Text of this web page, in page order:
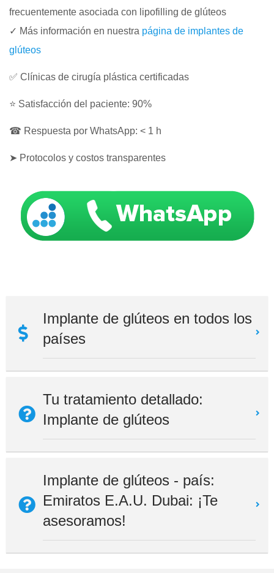
frecuentemente asociada con lipofilling de glúteos
✓ Más información en nuestra página de implantes de
glúteos
✅ Clínicas de cirugía plástica certificadas
⭐ Satisfacción del paciente: 90%
☎ Respuesta por WhatsApp: < 1 h
➤ Protocolos y costos transparentes
Implante de glúteos en todos los
países
Tu tratamiento detallado:
Implante de glúteos
Implante de glúteos - país:
Emiratos E.A.U. Dubai: ¡Te
asesoramos!